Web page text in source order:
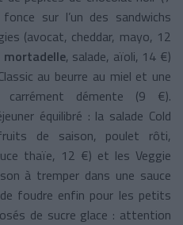
sur l’un des sandwichs
(avocat, cheddar, mayo, 12
mortadelle, salade, aïoli, 14 €)
au beurre au miel et une
carrément démente (9 €).
équilibré : la salade Cold
de saison, poulet rôti,
thaïe, 12 €) et les Veggie
à tremper dans une sauce
foudre enfin pour les petits
de sucre glace : attention